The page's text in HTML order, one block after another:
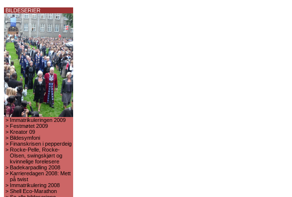
BILDESERIER
> Immatrikuleringen 2009
> Festmøtet 2009
> Kreator 09
> Bildesymfoni
> Finanskrisen i pepperdeig
> Rocke-Pelle, Rocke-
Olsen, swingskjørt og
kvinnelige forelesere
> Badekarpadling 2008
> Karrieredagen 2008: Mett
på twist
> Immatrikulering 2008
> Shell Eco-Marathon